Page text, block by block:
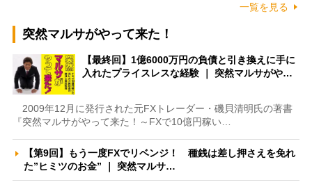
一覧を見る
突然マルサがやって来た！
【最終回】1億6000万円の負債と引き換えに手に
入れたプライスレスな経験 ｜ 突然マルサがや…
2009年12月に発行された元FXトレーダー・磯貝清明氏の著書
『突然マルサがやって来た！～FXで10億円稼い…
【第9回】もう一度FXでリベンジ！ 種銭は差し押さえを免れ
た”ヒミツのお金” ｜ 突然マルサ…